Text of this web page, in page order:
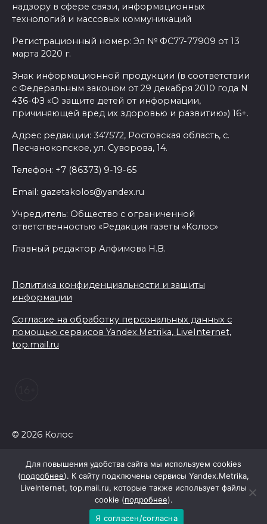
надзору в сфере связи, информационных
технологий и массовых коммуникаций
Регистрационный номер: Эл № ФС77-77909 от 13
марта 2020 г.
Знак информационной продукции (в соответствии
с Федеральным законом от 29 декабря 2010 года N
436-ФЗ «О защите детей от информации,
причиняющей вред их здоровью и развитию») 16+.
Адрес редакции: 347572, Ростовская область, с.
Песчанокопское, ул. Суворова, 14.
Телефон: +7 (86373) 9-19-65
Email: gazetakolos@yandex.ru
Учредитель: Общество с ограниченной
ответственностью «Редакция газеты «Колос»
Главный редактор Алфимова Н.В.
Политика конфиденциальности и защиты
информации
Согласие на обработку персональных данных с
помощью сервисов Yandex.Metrika, LiveInternet,
top.mail.ru
© 2026 Колос
Для повышения удобства сайта мы используем cookies
(подробнее). К сайту подключены сервисы Yandex.Metrika,
LiveInternet, top.mail.ru, которые также использует файлы
cookie (подробнее).
Я согласен/согласна